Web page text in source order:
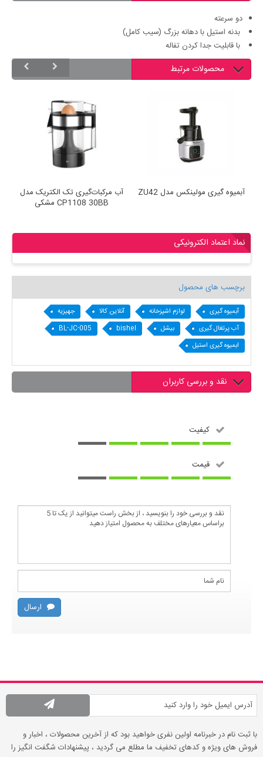
دو سرعته
بدنه استیل با دهانه بزرگ (سیب کامل)
با قابلیت جدا کردن تفاله
محصولات مرتبط
آب مرکبات‌گیری تک الکتریک مدل
CP1108 30BB مشکی
آبمیوه گیری مولینکس مدل ZU42
نماد اعتماد الکترونیکی
برچسب های محصول
آبمیوه گیری لوازم اشپزخانه آنلاین کالا
جهیزیه
آب پرتغال گیری
بیشل bishel
BL-JC-005
ابمیوه گیری استیل
نقد و بررسی کاربران
کیفیت
قیمت
ارسال
با ثبت نام در خبرنامه اولین نفری خواهید بود که از آخرین محصولات ، اخبار و
فروش های ویژه و کدهای تخفیف ما مطلع می گردید ، پیشنهادات شگفت انگیز را